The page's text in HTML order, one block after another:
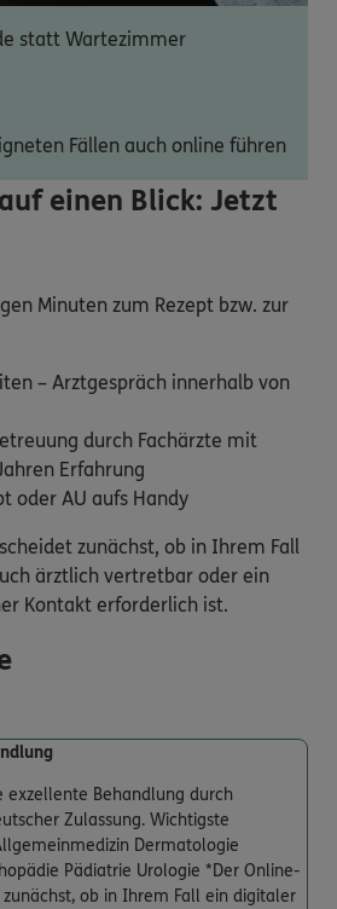
statt Wartezimmer
Fällen auch online führen
einen Blick: Jetzt
Minuten zum Rezept bzw. zur
– Arztgespräch innerhalb von
durch Fachärzte mit
Erfahrung
oder AU aufs Handy
zunächst, ob in Ihrem Fall
ärztlich vertretbar oder ein
Kontakt erforderlich ist.
exzellente Behandlung durch
Zulassung. Wichtigste
Dermatologie
Pädiatrie Urologie *Der Online-
ob in Ihrem Fall ein digitaler